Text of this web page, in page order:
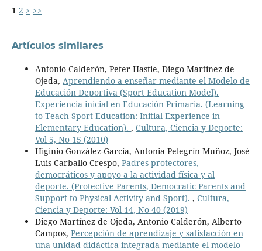
1 2 > >>
Artículos similares
Antonio Calderón, Peter Hastie, Diego Martínez de
Ojeda, Aprendiendo a enseñar mediante el Modelo de
Educación Deportiva (Sport Education Model).
Experiencia inicial en Educación Primaria. (Learning
to Teach Sport Education: Initial Experience in
Elementary Education). , Cultura, Ciencia y Deporte:
Vol 5, No 15 (2010)
Higinio González-García, Antonia Pelegrín Muñoz, José
Luis Carballo Crespo, Padres protectores,
democráticos y apoyo a la actividad física y al
deporte. (Protective Parents, Democratic Parents and
Support to Physical Activity and Sport). , Cultura,
Ciencia y Deporte: Vol 14, No 40 (2019)
Diego Martínez de Ojeda, Antonio Calderón, Alberto
Campos, Percepción de aprendizaje y satisfacción en
una unidad didáctica integrada mediante el modelo